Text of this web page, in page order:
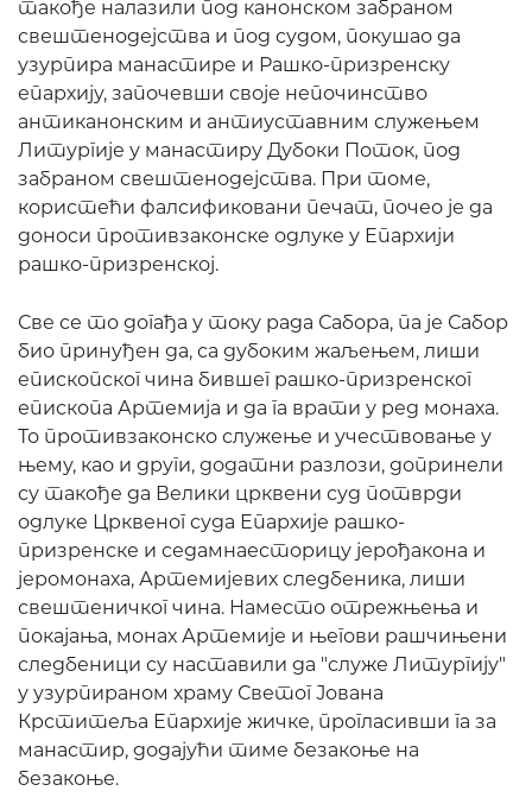
такође налазили под канонском забраном
свештенодејства и под судом, покушао да
узурпира манастире и Рашко-призренску
епархију, започевши своје непочинство
антиканонским и антиуставним служењем
Литургије у манастиру Дубоки Поток, под
забраном свештенодејства. При томе,
користећи фалсификовани печат, почео је да
доноси противзаконске одлуке у Епархији
рашко-призренској.
Све се то догађа у току рада Сабора, па је Сабор
био принуђен да, са дубоким жаљењем, лиши
епископског чина бившег рашко-призренског
епископа Артемија и да га врати у ред монаха.
То противзаконско служење и учествовање у
њему, као и други, додатни разлози, допринели
су такође да Велики црквени суд потврди
одлуке Црквеног суда Епархије рашко-
призренске и седамнаесторицу јерођакона и
јеромонаха, Артемијевих следбеника, лиши
свештеничког чина. Наместо отрежњења и
покајања, монах Артемије и његови рашчињени
следбеници су наставили да "служе Литургију"
у узурпираном храму Светог Јована
Крститеља Епархије жичке, прогласивши га за
манастир, додајући тиме безакоње на
безакоње.